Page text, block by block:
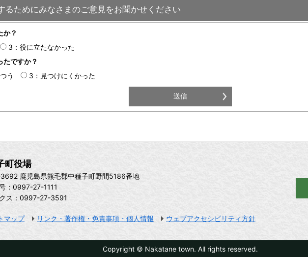
るためにみなさまのご意見をお聞かせください
か？
3：役に立たなかった
たですか？
う 3：見つけにくかった
町役場
鹿児島県熊毛郡中種子町野間5186番地
：0997-27-1111
ス：0997-27-3591
マップ リンク・著作権・免責事項・個人情報 ウェブアクセシビリティ方針
Copyright © Nakatane town. All rights reserved.